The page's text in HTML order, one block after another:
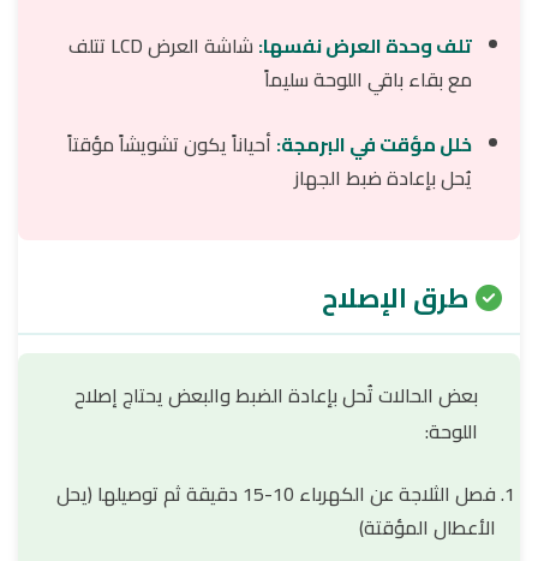
تلف وحدة العرض نفسها:
شاشة العرض LCD تتلف
مع بقاء باقي اللوحة سليماً
خلل مؤقت في البرمجة: أحياناً يكون تشويشاً مؤقتاً
يُحل بإعادة ضبط الجهاز
طرق الإصلاح
بعض الحالات تُحل بإعادة الضبط والبعض يحتاج إصلاح
اللوحة:
فصل الثلاجة عن الكهرباء 10-15 دقيقة ثم توصيلها (يحل
الأعطال المؤقتة)